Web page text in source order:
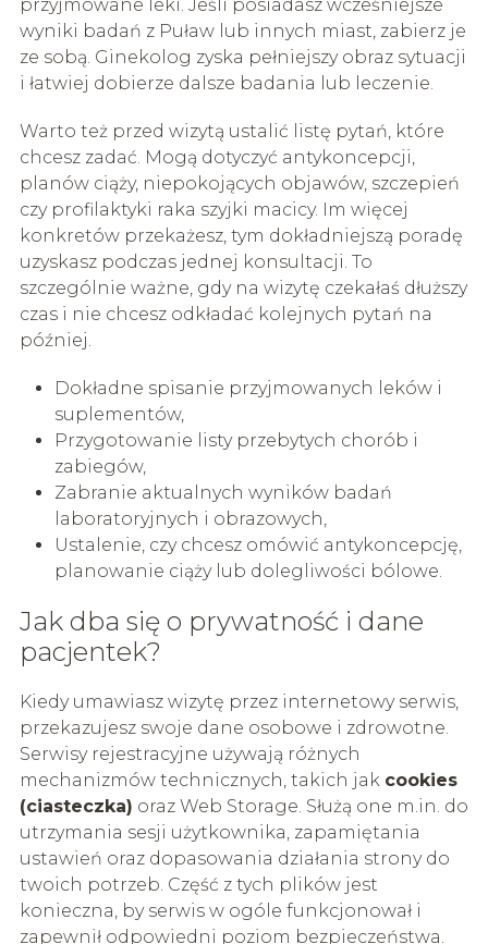
przyjmowane leki. Jeśli posiadasz wcześniejsze
wyniki badań z Puław lub innych miast, zabierz je
ze sobą. Ginekolog zyska pełniejszy obraz sytuacji
i łatwiej dobierze dalsze badania lub leczenie.
Warto też przed wizytą ustalić listę pytań, które
chcesz zadać. Mogą dotyczyć antykoncepcji,
planów ciąży, niepokojących objawów, szczepień
czy profilaktyki raka szyjki macicy. Im więcej
konkretów przekażesz, tym dokładniejszą poradę
uzyskasz podczas jednej konsultacji. To
szczególnie ważne, gdy na wizytę czekałaś dłuższy
czas i nie chcesz odkładać kolejnych pytań na
później.
Dokładne spisanie przyjmowanych leków i
suplementów,
Przygotowanie listy przebytych chorób i
zabiegów,
Zabranie aktualnych wyników badań
laboratoryjnych i obrazowych,
Ustalenie, czy chcesz omówić antykoncepcję,
planowanie ciąży lub dolegliwości bólowe.
Jak dba się o prywatność i dane
pacjentek?
Kiedy umawiasz wizytę przez internetowy serwis,
przekazujesz swoje dane osobowe i zdrowotne.
Serwisy rejestracyjne używają różnych
mechanizmów technicznych, takich jak cookies
(ciasteczka) oraz Web Storage. Służą one m.in. do
utrzymania sesji użytkownika, zapamiętania
ustawień oraz dopasowania działania strony do
twoich potrzeb. Część z tych plików jest
konieczna, by serwis w ogóle funkcjonował i
zapewnił odpowiedni poziom bezpieczeństwa.